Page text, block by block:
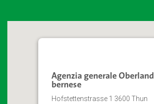
Agenzia generale Oberland
bernese
Hofstettenstrasse 1 3600 Thun